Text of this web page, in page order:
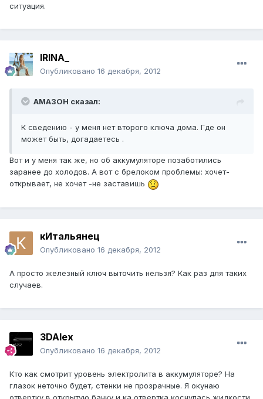
ситуация.
IRINA_
Опубликовано 16 декабря, 2012
AMA3OH сказал:
К сведению - у меня нет второго ключа дома. Где он
может быть, догадаетесь .
Вот и у меня так же, но об аккумуляторе позаботились
заранее до холодов. А вот с брелоком проблемы: хочет-
открывает, не хочет -не заставишь
кИтальянец
Опубликовано 16 декабря, 2012
А просто железный ключ выточить нельзя? Как раз для таких
случаев.
3DAlex
Опубликовано 16 декабря, 2012
Кто как смотрит уровень электролита в аккумуляторе? На
глазок неточно будет, стенки не прозрачные. Я окунаю